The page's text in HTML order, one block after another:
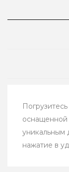
оснащенной
уникальным
нажатие в